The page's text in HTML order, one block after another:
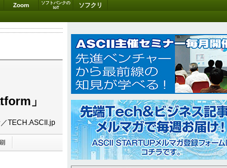
Zoom
ソフトバンクの
IoT
ソフクリ
」
TECH.ASCII.jp